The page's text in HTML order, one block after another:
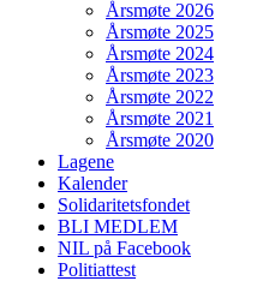
Årsmøte 2026
Årsmøte 2025
Årsmøte 2024
Årsmøte 2023
Årsmøte 2022
Årsmøte 2021
Årsmøte 2020
Lagene
Kalender
Solidaritetsfondet
BLI MEDLEM
NIL på Facebook
Politiattest